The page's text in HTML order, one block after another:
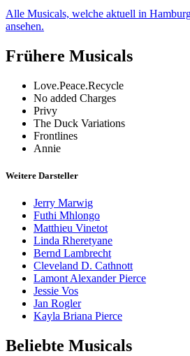
Alle Musicals, welche aktuell in
ansehen.
Frühere Musicals
Love.Peace.Recycle
No added Charges
Privy
The Duck Variations
Frontlines
Annie
Weitere Darsteller
Jerry Marwig
Futhi Mhlongo
Matthieu Vinetot
Linda Rheretyane
Bernd Lambrecht
Cleveland D. Cathnott
Lamont Alexander Pierce
Jessie Vos
Jan Rogler
Kayla Briana Pierce
Beliebte Musicals